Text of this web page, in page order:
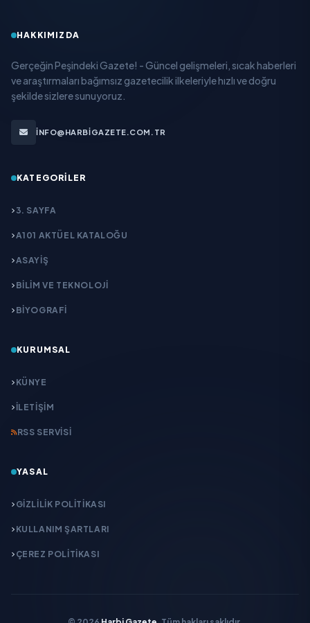
HAKKIMIZDA
Gerçeğin Peşindeki Gazete! - Güncel gelişmeleri, sıcak haberleri
ve araştırmaları bağımsız gazetecilik ilkeleriyle hızlı ve doğru
şekilde sizlere sunuyoruz.
INFO@HARBIGAZETE.COM.TR
KATEGORILER
3. SAYFA
A101 AKTÜEL KATALOĞU
ASAYİŞ
BİLİM VE TEKNOLOJİ
BİYOGRAFİ
KURUMSAL
KÜNYE
İLETIŞIM
RSS SERVISI
YASAL
GIZLILIK POLITIKASI
KULLANIM ŞARTLARI
ÇEREZ POLITIKASI